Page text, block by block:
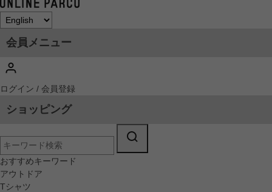
会員メニュー
ログイン / 会員登録
ショッピング
おすすめキーワード
アウトドア
Tシャツ